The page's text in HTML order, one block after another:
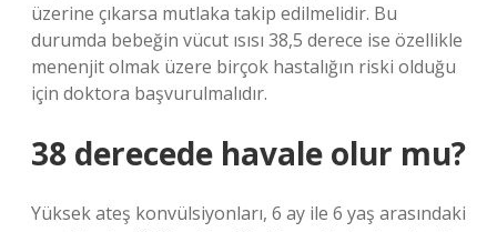
üzerine çıkarsa mutlaka takip edilmelidir. Bu
durumda bebeğin vücut ısısı 38,5 derece ise özellikle
menenjit olmak üzere birçok hastalığın riski olduğu
için doktora başvurulmalıdır.
38 derecede havale olur mu?
Yüksek ateş konvülsiyonları, 6 ay ile 6 yaş arasındaki